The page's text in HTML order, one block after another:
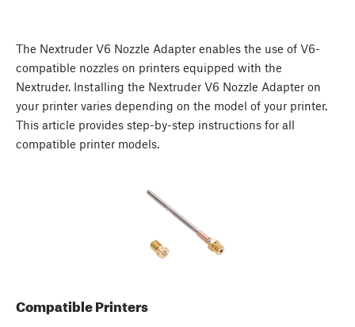
The Nextruder V6 Nozzle Adapter enables the use of V6-
compatible nozzles on printers equipped with the
Nextruder. Installing the Nextruder V6 Nozzle Adapter on
your printer varies depending on the model of your printer.
This article provides step-by-step instructions for all
compatible printer models.
Compatible Printers